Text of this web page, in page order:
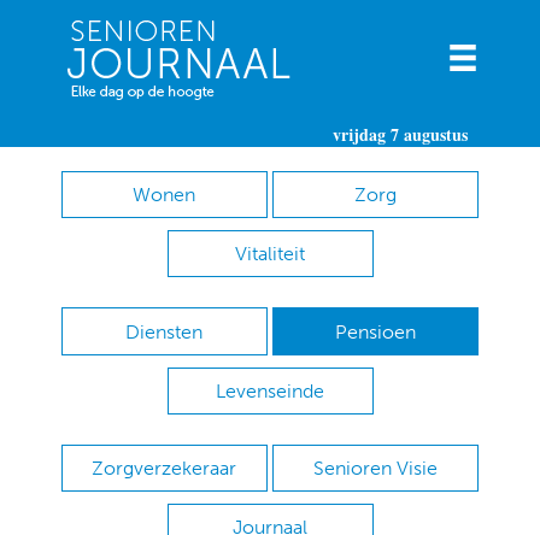
vrijdag 7 augustus
Wonen Zorg
Vitaliteit
Diensten Pensioen
Levenseinde
Zorgverzekeraar Senioren Visie
Journaal